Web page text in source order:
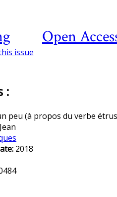
Open
issue
:
peu (à propos du verbe
2018